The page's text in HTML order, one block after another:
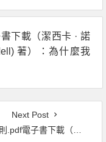
下載（潔西卡 · 諾
著）：為什麼我
？
Next Post
海斯汀(Reed Hastings) 著）: 高人才密度x完全透明x最低管控，首度完整直擊Netflix圈粉全球的關鍵祕密